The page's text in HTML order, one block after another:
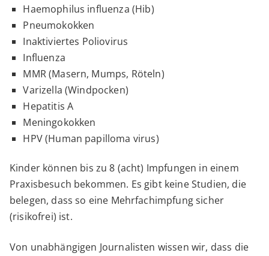
Haemophilus influenza (Hib)
Pneumokokken
Inaktiviertes Poliovirus
Influenza
MMR (Masern, Mumps, Röteln)
Varizella (Windpocken)
Hepatitis A
Meningokokken
HPV (Human papilloma virus)
Kinder können bis zu 8 (acht) Impfungen in einem
Praxisbesuch bekommen. Es gibt keine Studien, die
belegen, dass so eine Mehrfachimpfung sicher
(risikofrei) ist.
Von unabhängigen Journalisten wissen wir, dass die